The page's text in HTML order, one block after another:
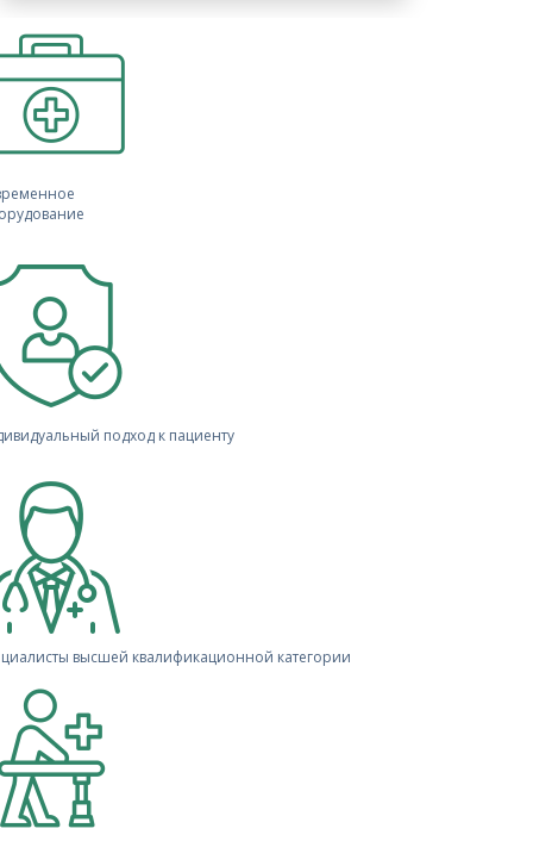
подход к пациенту
высшей квалификационной категории